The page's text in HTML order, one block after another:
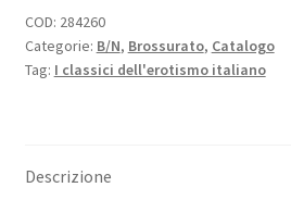
COD: 284260
Categorie: B/N, Brossurato, Catalogo
Tag: I classici dell'erotismo italiano
Descrizione